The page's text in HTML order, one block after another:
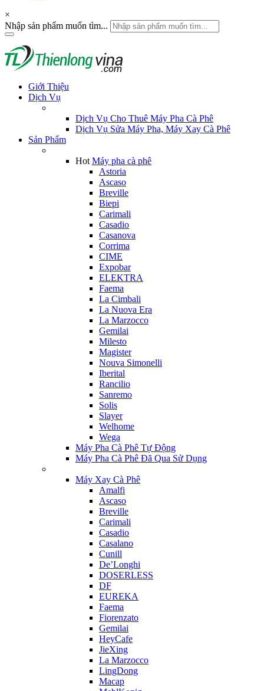
×
Nhập sản phẩm muốn tìm...
Giới Thiệu
Dịch Vụ
Dịch Vụ Cho Thuê Máy Pha Cà Phê
Dịch Vụ Sửa Máy Pha, Máy Xay Cà Phê
Sản Phẩm
Hot Máy pha cà phê
Astoria
Ascaso
Breville
Biepi
Carimali
Casadio
Casanova
Corrima
CIME
Expobar
ELEKTRA
Faema
La Cimbali
La Nuova Era
La Marzocco
Gemilai
Milesto
Magister
Nouva Simonelli
Iberital
Rancilio
Sanremo
Solis
Slayer
Welhome
Wega
Máy Pha Cà Phê Tự Động
Máy Pha Cà Phê Đã Qua Sử Dụng
Máy Xay Cà Phê
Amalfi
Ascaso
Breville
Carimali
Casadio
Casalano
Cunill
De’Longhi
DOSERLESS
DF
EUREKA
Faema
Fiorenzato
Gemilai
HeyCafe
JieXing
La Marzocco
LingDong
Macap